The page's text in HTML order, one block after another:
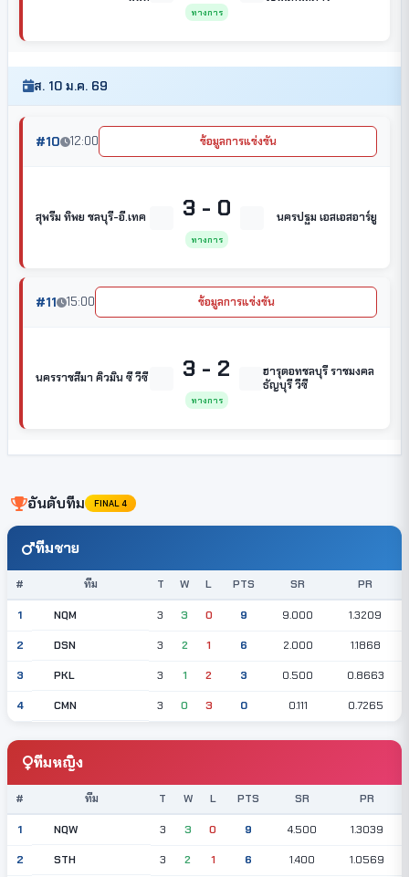
ทางการ
ส. 10 ม.ค. 69
#10 12:00 ข้อมูลการแข่งขัน
สุพรีม ทิพย ชลบุรี-อี.เทค 3 - 0
ทางการ
นครปฐม เอสเอสอาร์ยู
#11 15:00 ข้อมูลการแข่งขัน
นครราชสีมา คิวมิน ซี วีซี 3 - 2
ทางการ
ฮารุดอทชลบุรี ราชมงคล
ธัญบุรี วีซี
อันดับทีม FINAL 4
ทีมชาย
# ทีม T W L PTS SR PR
1 NQM 3 3 0 9 9.000 1.3209
2 DSN 3 2 1 6 2.000 1.1868
3 PKL 3 1 2 3 0.500 0.8663
4 CMN 3 0 3 0 0.111 0.7265
ทีมหญิง
# ทีม T W L PTS SR PR
1 NQW 3 3 0 9 4.500 1.3039
2 STH 3 2 1 6 1.400 1.0569